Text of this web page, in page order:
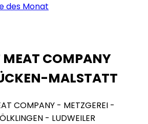
des Monat
MEAT COMPANY
MALSTATT